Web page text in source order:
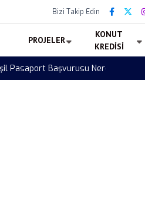
Bizi Takip Edin
PROJELER
KONUT
KREDISI
Reft